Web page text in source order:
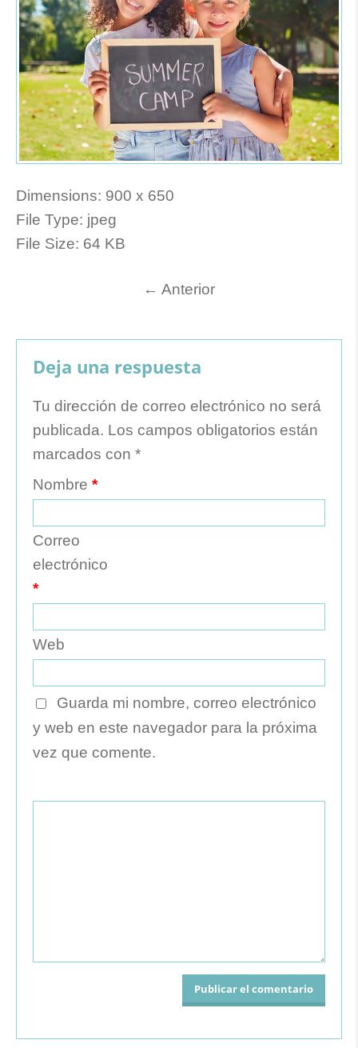
Dimensions: 900 x 650
File Type: jpeg
File Size: 64 KB
← Anterior
Deja una respuesta
Tu dirección de correo electrónico no será
publicada. Los campos obligatorios están
marcados con *
Nombre *
Correo
electrónico
*
Web
Guarda mi nombre, correo electrónico
y web en este navegador para la próxima
vez que comente.